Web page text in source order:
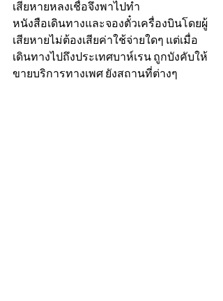
เสียหายหลงเชื่อจึงพาไปทำ
หนังสือเดินทางและจองตั๋วเครื่องบินโดยผู้
เสียหายไม่ต้องเสียค่าใช้จ่ายใดๆ แต่เมื่อ
เดินทางไปถึงประเทศบาห์เรน ถูกบังคับให้
ขายบริการทางเพศ ยังสถานที่ต่างๆ